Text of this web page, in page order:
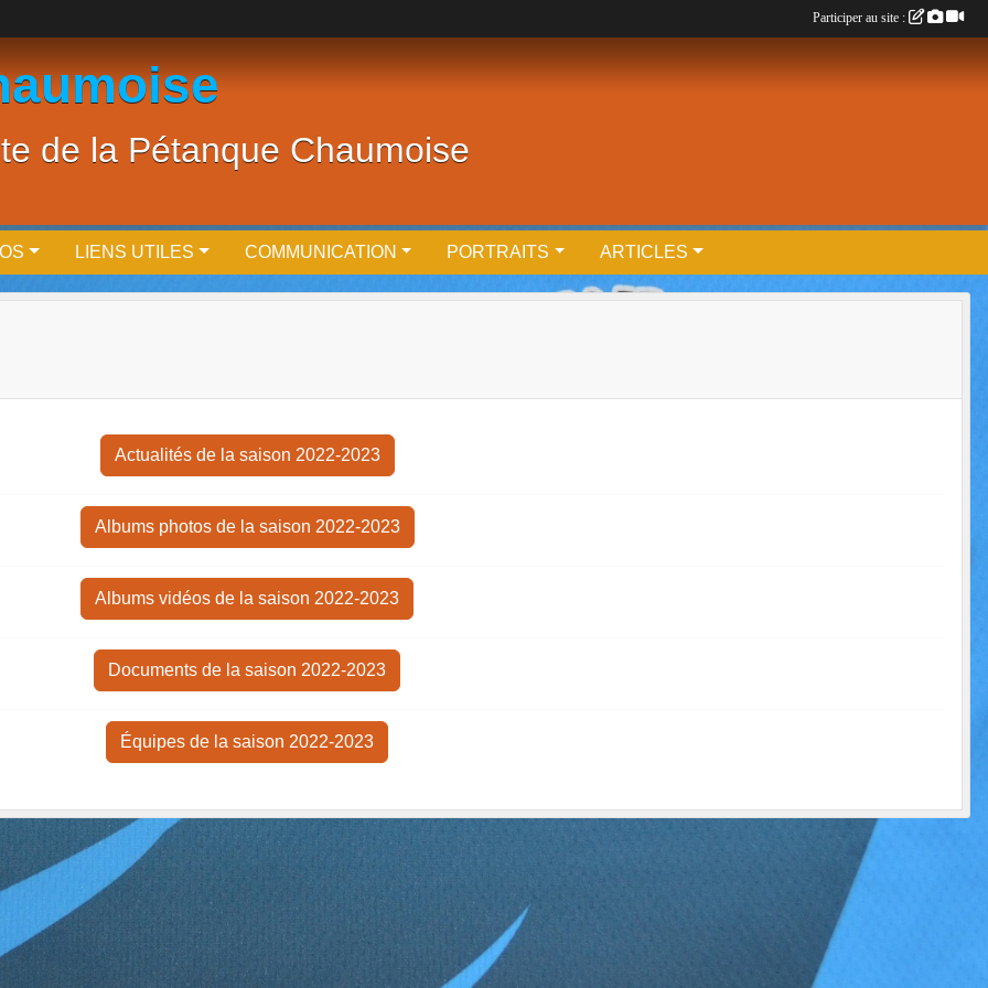
de la Pétanque Chaumoise
LIENS UTILES COMMUNICATION PORTRAITS ARTICLES
Actualités de la saison 2022-2023
Albums photos de la saison 2022-2023
Albums vidéos de la saison 2022-2023
Documents de la saison 2022-2023
Équipes de la saison 2022-2023
Participer au site :